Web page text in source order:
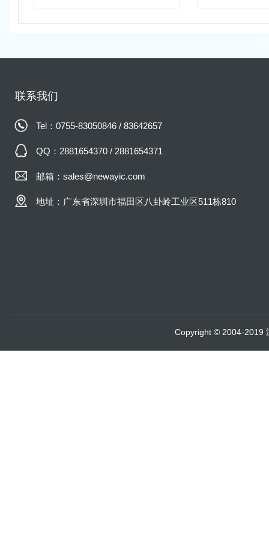
联系我们
Tel：0755-83050846 / 83642657
QQ：2881654370 / 2881654371
邮箱：sales@newayic.com
地址：广东省深圳市福田区八卦岭工业区511栋810
Copyright © 2004-2019